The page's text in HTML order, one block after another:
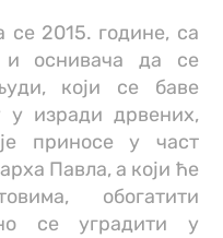
се 2015. године, са
и оснивача да се
који се баве
у изради дрвених,
приносе у част
Павла, а који ће
обогатити
се уградити у